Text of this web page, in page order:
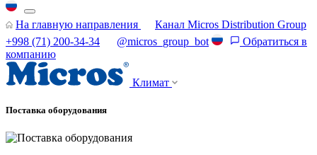
На главную направления
Канал Micros Distribution Group
+998 (71) 200-34-34
@micros_group_bot
Обратиться в
компанию
Климат
Поставка оборудования